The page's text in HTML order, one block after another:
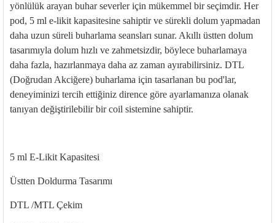
yönlülük arayan buhar severler için mükemmel bir seçimdir. Her
pod, 5 ml e-likit kapasitesine sahiptir ve sürekli dolum yapmadan
daha uzun süreli buharlama seansları sunar. Akıllı üstten dolum
tasarımıyla dolum hızlı ve zahmetsizdir, böylece buharlamaya
daha fazla, hazırlanmaya daha az zaman ayırabilirsiniz. DTL
(Doğrudan Akciğere) buharlama için tasarlanan bu pod'lar,
deneyiminizi tercih ettiğiniz dirence göre ayarlamanıza olanak
tanıyan değiştirilebilir bir coil sistemine sahiptir.
5 ml E-Likit Kapasitesi
Üstten Doldurma Tasarımı
DTL /MTL Çekim